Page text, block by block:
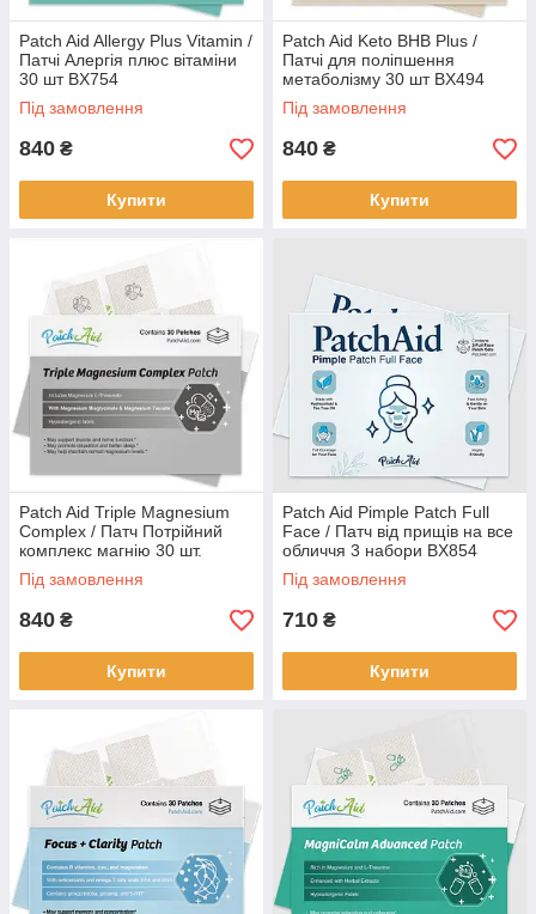
Patch Aid Allergy Plus Vitamin /
Патчі Алергія плюс вітаміни
30 шт BX754
Під замовлення
840 ₴
Купити
Patch Aid Keto BHB Plus /
Патчі для поліпшення
метаболізму 30 шт BX494
Під замовлення
840 ₴
Купити
Patch Aid Triple Magnesium
Complex / Патч Потрійний
комплекс магнію 30 шт.
BX395
Під замовлення
840 ₴
Купити
Patch Aid Pimple Patch Full
Face / Патч від прищів на все
обличчя 3 набори BX854
Під замовлення
710 ₴
Купити